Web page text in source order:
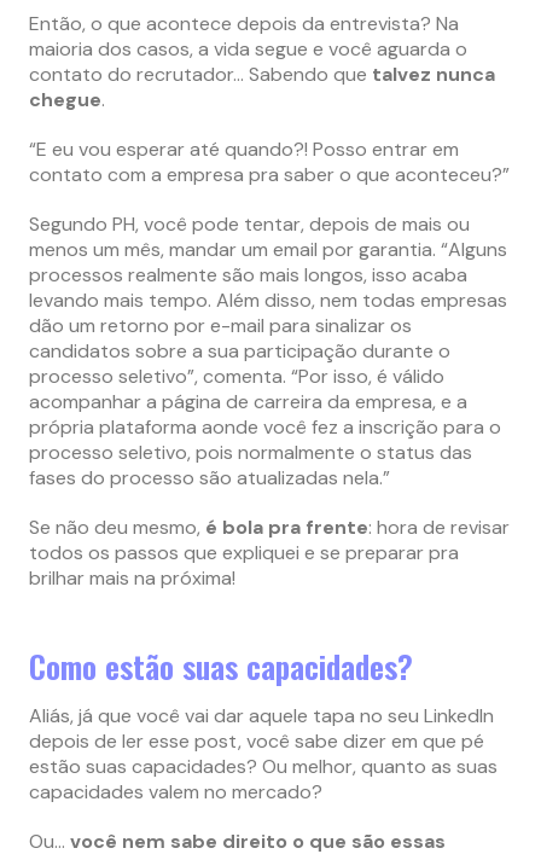
Então, o que acontece depois da entrevista? Na
maioria dos casos, a vida segue e você aguarda o
contato do recrutador… Sabendo que talvez nunca
chegue.
“E eu vou esperar até quando?! Posso entrar em
contato com a empresa pra saber o que aconteceu?”
Segundo PH, você pode tentar, depois de mais ou
menos um mês, mandar um email por garantia. “Alguns
processos realmente são mais longos, isso acaba
levando mais tempo. Além disso, nem todas empresas
dão um retorno por e-mail para sinalizar os
candidatos sobre a sua participação durante o
processo seletivo”, comenta. “Por isso, é válido
acompanhar a página de carreira da empresa, e a
própria plataforma aonde você fez a inscrição para o
processo seletivo, pois normalmente o status das
fases do processo são atualizadas nela.”
Se não deu mesmo, é bola pra frente: hora de revisar
todos os passos que expliquei e se preparar pra
brilhar mais na próxima!
Como estão suas capacidades?
Aliás, já que você vai dar aquele tapa no seu LinkedIn
depois de ler esse post, você sabe dizer em que pé
estão suas capacidades? Ou melhor, quanto as suas
capacidades valem no mercado?
Ou… você nem sabe direito o que são essas